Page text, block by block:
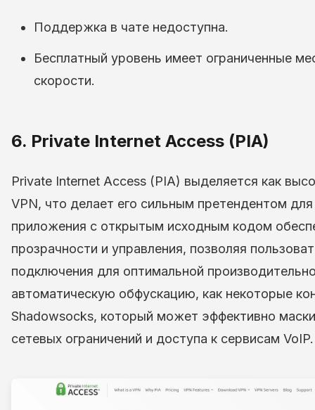
Поддержка в чате недоступна.
Бесплатный уровень имеет ограниченные
скорости.
6. Private Internet Access (PIA)
Private Internet Access (PIA) выделяется как
VPN, что делает его сильным претендентом
приложения с открытым исходным кодом
прозрачности и управления, позволяя
подключения для оптимальной
автоматическую обфускацию, как некоторые
Shadowsocks, который может эффективно
сетевых ограничений и доступа к сервисам VoIP.